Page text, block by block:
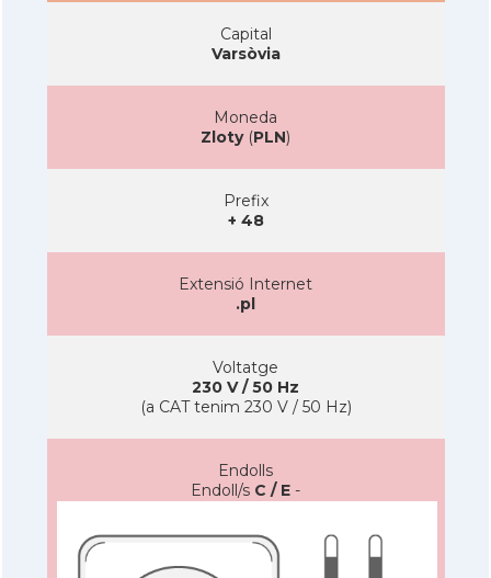
Capital
Varsòvia
Moneda
Zloty(PLN)
Prefix
+ 48
Extensió Internet
.pl
Voltatge
230 V / 50 Hz
(a CAT tenim 230 V / 50 Hz)
Endolls
Endoll/s C / E -